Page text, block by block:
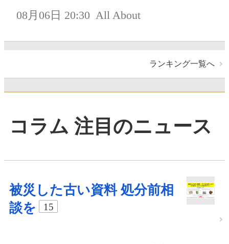
08月06日 20:30 All About
ランキング一覧へ
コラム 注目のニュース
被災した古い資料 処分前相
談を
15